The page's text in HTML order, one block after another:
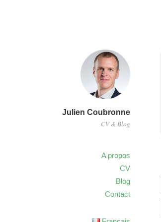
Julien Coubronne
CV & Blog
A propos
CV
Blog
Contact